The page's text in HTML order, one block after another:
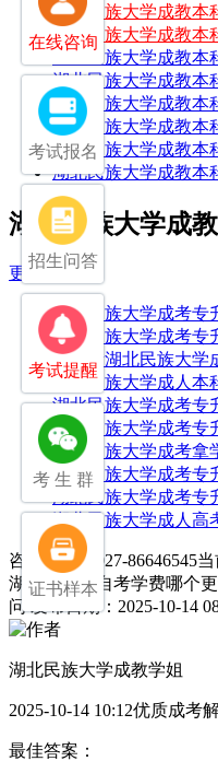
湖北民族大学成教本
湖北民族大学成教本
湖北民族大学成教本
湖北民族大学成教本
湖北民族大学成教本
湖北民族大学成教本
湖北民族大学成教本
湖北民族大学成教本
湖北民族大学成
更多>>
湖北民族大学成考专
湖北民族大学成考专
中专考湖北民族大学
湖北民族大学成人本
湖北民族大学成考专
湖北民族大学成考专
湖北民族大学成考拿
湖北民族大学成考专
湖北民族大学成考专
湖北民族大学成人高
咨询电话：027-86646545当
湖北成考和自考学费哪个
问 发布日期：2025-10-14
湖北民族大学成教学姐
2025-10-14 10:12优质成考
最佳答案：
在线咨询
考试报名
招生问答
考试提醒
考 生 群
证书样本